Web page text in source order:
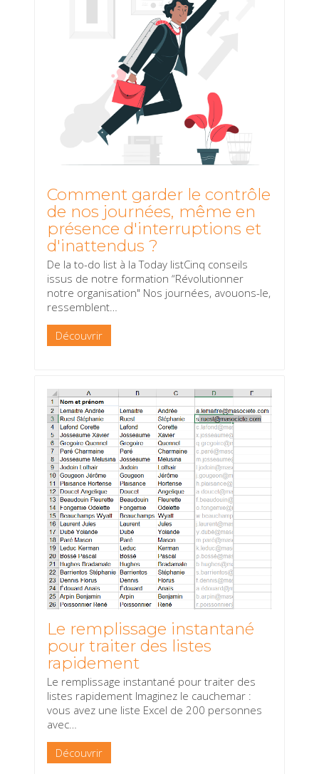
Comment garder le contrôle
de nos journées, même en
présence d'interruptions et
d'inattendus ?
De la to-do list à la Today listCinq conseils
issus de notre formation “Révolutionner
notre organisation" Nos journées, avouons-le,
ressemblent
Découvrir
Le remplissage instantané
pour traiter des listes
rapidement
Le remplissage instantané pour traiter des
listes rapidement Imaginez le cauchemar :
vous avez une liste Excel de 200 personnes
avec
Découvrir